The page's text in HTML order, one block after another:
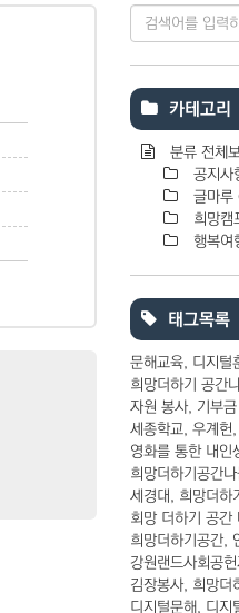
카테고리
분류 전체
공지사
글마루
희망캠
행복여
태그목록
문해교육 디지털
희망더하기 공간
자원 봉사 기부
세종학교 우계헌
영화를 통한 내인
희망더하기공간
세경대
희망더하
회망 더하기 공간
희망더하기공간
강원랜드사회공
김장봉사 희망더
디지털문해
디지